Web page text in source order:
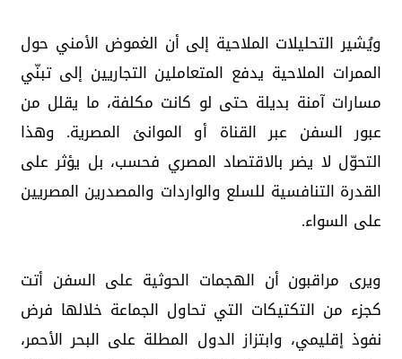
ويُشير التحليلات الملاحية إلى أن الغموض الأمني حول
الممرات الملاحية يدفع المتعاملين التجاريين إلى تبنّي
مسارات آمنة بديلة حتى لو كانت مكلفة، ما يقلل من
عبور السفن عبر القناة أو الموانئ المصرية. وهذا
التحوّل لا يضر بالاقتصاد المصري فحسب، بل يؤثر على
القدرة التنافسية للسلع والواردات والمصدرين المصريين
على السواء.
ويرى مراقبون أن الهجمات الحوثية على السفن أتت
كجزء من التكتيكات التي تحاول الجماعة خلالها فرض
نفوذ إقليمي، وابتزاز الدول المطلة على البحر الأحمر،